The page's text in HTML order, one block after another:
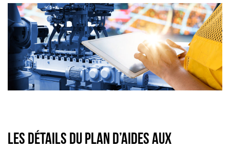
les détails du plan d’aides aux